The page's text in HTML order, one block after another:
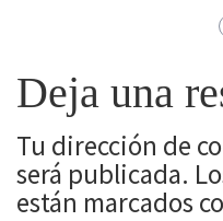
Deja una
Tu dirección de
será publicada.
están marcados